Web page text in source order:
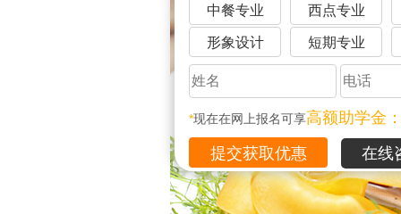
中餐专业 西点专业
形象设计 短期专业
*现在在网上报名可享高额助学金
在线